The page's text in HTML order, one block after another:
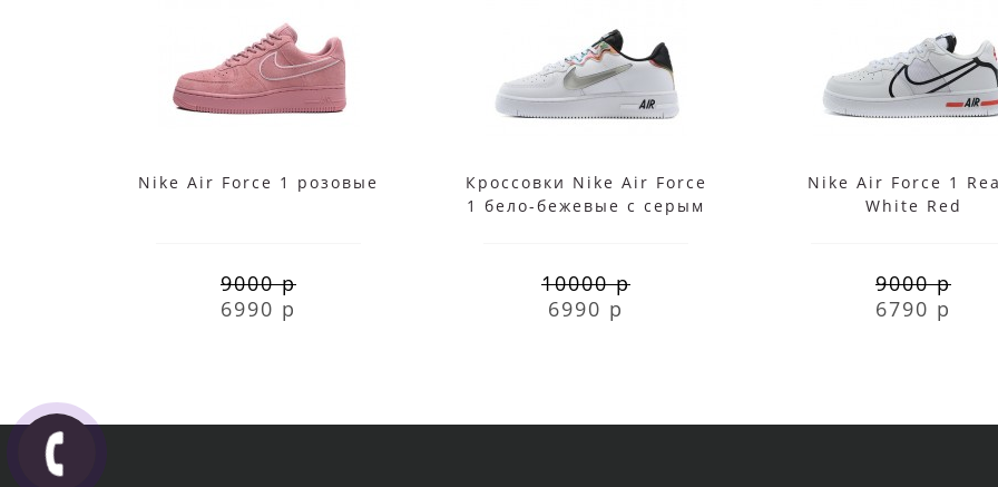
Nike Air Force 1 розовые
9000 р
6990 р
Кроссовки Nike Air Force
1 бело-бежевые с серым
10000 р
6990 р
Nike Air Force 1
White Red
9000 р
6790 р